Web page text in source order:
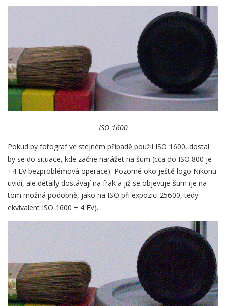
ISO 1600
Pokud by fotograf ve stejném případě použil ISO 1600, dostal
by se do situace, kde začne narážet na šum (cca do ISO 800 je
+4 EV bezproblémová operace). Pozorné oko ještě logo Nikonu
uvidí, ale detaily dostávají na frak a již se objevuje šum (je na
tom možná podobně, jako na ISO při expozici 25600, tedy
ekvivalent ISO 1600 + 4 EV).